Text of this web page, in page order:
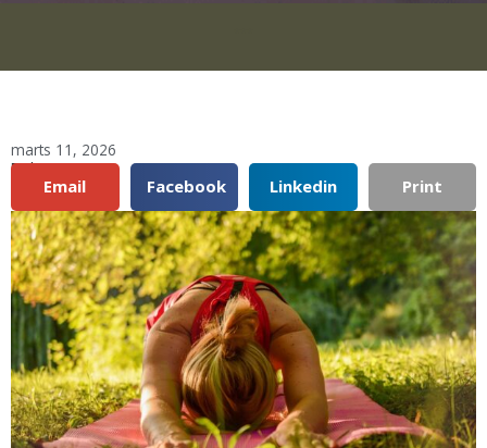
marts 11, 2026
Del:
Email Facebook Linkedin Print